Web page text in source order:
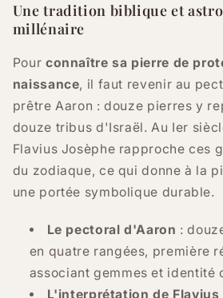
Une tradition biblique et
millénaire
Pour connaître sa pierre de
naissance, il faut revenir au
prêtre Aaron : douze pierres y
douze tribus d'Israël. Au Ier
Flavius Josèphe rapproche ces
du zodiaque, ce qui donne à la
une portée symbolique durable.
Le pectoral d'Aaron :
en quatre rangées, première
associant gemmes et identité
L'interprétation de Flavius